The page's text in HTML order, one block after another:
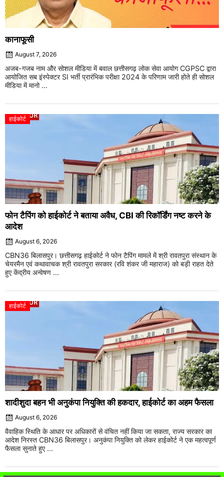
कानाफूसी
August 7, 2026
अजब-गजब नाम और सोशल मीडिया में बवाल छत्तीसगढ़ लोक सेवा आयोग CGPSC द्वारा
आयोजित सब इंस्पेक्टर SI भर्ती प्रारंभिक परीक्षा 2024 के परिणाम जारी होते ही सोशल
मीडिया में मानो ...
हाईकोर्ट
फोन टैपिंग को हाईकोर्ट ने बताया अवैध, CBI की रिकॉर्डिंग नष्ट करने के
आदेश
August 6, 2026
CBN36 बिलासपुर। छत्तीसगढ़ हाईकोर्ट ने फोन टैपिंग मामले में श्री रावतपुरा संस्थान के
चेयरमैन एवं कथावाचक श्री रावतपुरा सरकार (रवि शंकर जी महाराज) को बड़ी राहत देते
हुए केंद्रीय अन्वेषण ...
हाईकोर्ट
शादीशुदा बहन भी अनुकंपा नियुक्ति की हकदार, हाईकोर्ट का अहम फैसला
August 6, 2026
वैवाहिक स्थिति के आधार पर अधिकारों से वंचित नहीं किया जा सकता, राज्य सरकार का
आदेश निरस्त CBN36 बिलासपुर। अनुकंपा नियुक्ति को लेकर हाईकोर्ट ने एक महत्वपूर्ण
फैसला सुनाते हुए ...